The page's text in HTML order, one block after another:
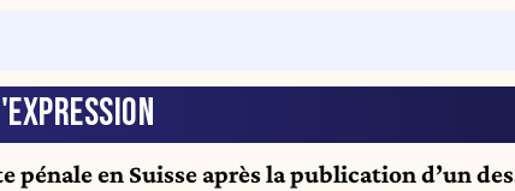
crammed with New Year
Crans-Montana, which left 40
standstill for a minute of
pénale en Suisse après la publication d’un